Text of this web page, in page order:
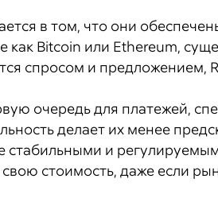
в том, что они
как Bitcoin или Ethereum,
спросом и предложением,
очередь для платежей,
делает их менее
стабильными и
стоимость, даже если